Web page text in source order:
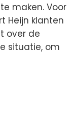
maken. Voor
Heijn klanten
over de
situatie, om